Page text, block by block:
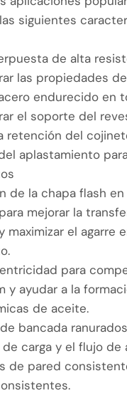
siguientes
de alta
las propiedades
endurecido en
el soporte del
retención del
aplastamiento
de la chapa flash
mejorar la
maximizar el agarre
para
y ayudar a la
de aceite.
bancada
carga y el flujo
de pared